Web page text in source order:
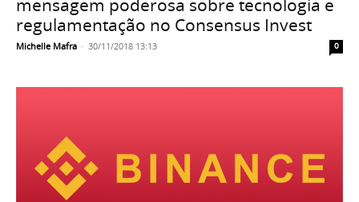
mensagem poderosa sobre tecnologia e
regulamentação no Consensus Invest
Michelle Mafra - 30/11/2018 13:13 0